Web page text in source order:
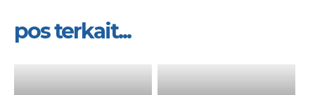
pos terkait...